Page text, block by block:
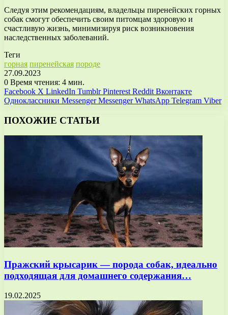
Следуя этим рекомендациям, владельцы пиренейских горных
собак смогут обеспечить своим питомцам здоровую и
счастливую жизнь, минимизируя риск возникновения
наследственных заболеваний.
Теги
горная пиренейская породе
27.09.2023
0 Время чтения: 4 мин.
Facebook X LinkedIn Tumblr Pinterest Reddit Вконтакте
Одноклассники Messenger Messenger WhatsApp Telegram Viber
ПОХОЖИЕ СТАТЬИ
Пражский крысарик — порода собак, идеально
подходящая для домашнего содержания…
19.02.2025